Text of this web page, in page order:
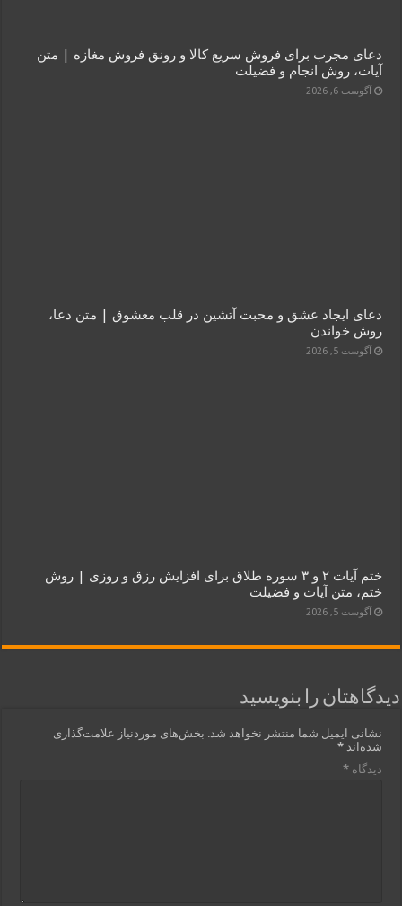
دعای مجرب برای فروش سریع کالا و رونق فروش مغازه | متن
آیات، روش انجام و فضیلت
آگوست 6, 2026
دعای ایجاد عشق و محبت آتشین در قلب معشوق | متن دعا،
روش خواندن
آگوست 5, 2026
ختم آیات ۲ و ۳ سوره طلاق برای افزایش رزق و روزی | روش
ختم، متن آیات و فضیلت
آگوست 5, 2026
دیدگاهتان را بنویسید
نشانی ایمیل شما منتشر نخواهد شد. بخش‌های موردنیاز علامت‌گذاری
شده‌اند*
دیدگاه*